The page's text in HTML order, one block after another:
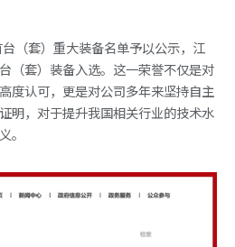
（套）重大装备名单予以公示，江
（套）装备入选。这一荣誉不仅是对
度认可，更是对公司多年来坚持自主
明，对于提升我国相关行业的技术水
。